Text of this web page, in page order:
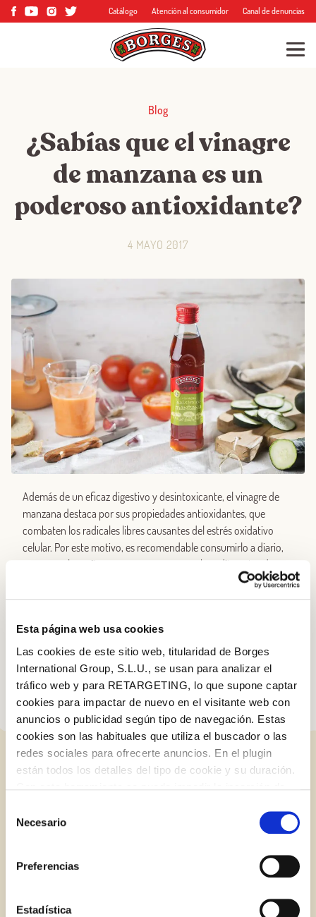
Esta página web usa cookies
Las cookies de este sitio web, titularidad de Borges
International Group, S.L.U., se usan para analizar el
tráfico web y para RETARGETING, lo que supone captar
cookies para impactar de nuevo en el visitante web con
anuncios o publicidad según tipo de navegación. Estas
cookies son las habituales que utiliza el buscador o las
redes sociales para ofrecerte anuncios. En el plugin
están todos los detalles del tipo de cookie y su duración.
la web aparece cómo evitar las cookies en el navegador.
Si se desea ver otra vez esta notificación navegar en
privado y aparecerá de nuevo. Le informamos que aún
no habiendo aceptado las cookies de analytics, Google
identifican de ninguna forma.
Necesario
Preferencias
Estadística
Catálogo Atención al consumidor Canal de denuncias
Blog
¿Sabías que el vinagre
de manzana es un
poderoso antioxidante?
4 MAYO 2017
Además de un eficaz digestivo y desintoxicante, el vinagre de
manzana destaca por sus propiedades antioxidantes, que
combaten los radicales libres causantes del estrés oxidativo
celular. Por este motivo, es recomendable consumirlo a diario,
ya sea por la mañana en ayunas o una cucharadita antes de
cada comida. También podemos utilizarlo en vinagretas para
acompañar nuestras ensaladas.
además de protegernos de enfermedades y prevenir el
envejecimiento celular, los antioxidantes mejorarán
notablemente el aspecto de nuestra piel y cabello.
ENTRADAS RELACIONADAS
Log in with Google